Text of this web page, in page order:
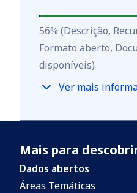
56%
56% (Descrição,
Formato aberto,
disponíveis)
Ver mais
Mais para
Dados abertos
Áreas Temáticas